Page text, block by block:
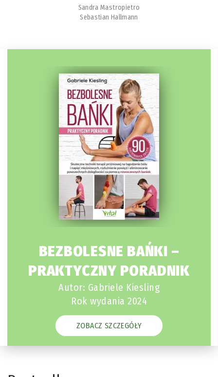
Sandra Mastropietro
Sebastian Hallmann
BEZBOLESNE BAŃKI –
PRAKTYCZNY PORADNIK
Autor: Gabriele Kiesling
Rok wydania 2024
ZOBACZ SZCZEGÓŁY